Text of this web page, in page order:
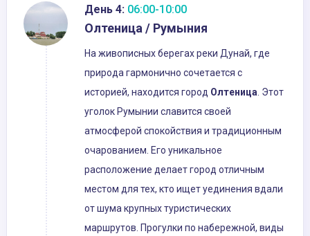
День 4: 06:00-10:00
Олтеница / Румыния
На живописных берегах реки Дунай, где
природа гармонично сочетается с
историей, находится город Олтеница . Этот
уголок Румынии славится своей
атмосферой спокойствия и традиционным
очарованием. Его уникальное
расположение делает город отличным
местом для тех, кто ищет уединения вдали
от шума крупных туристических
маршрутов. Прогулки по набережной, виды